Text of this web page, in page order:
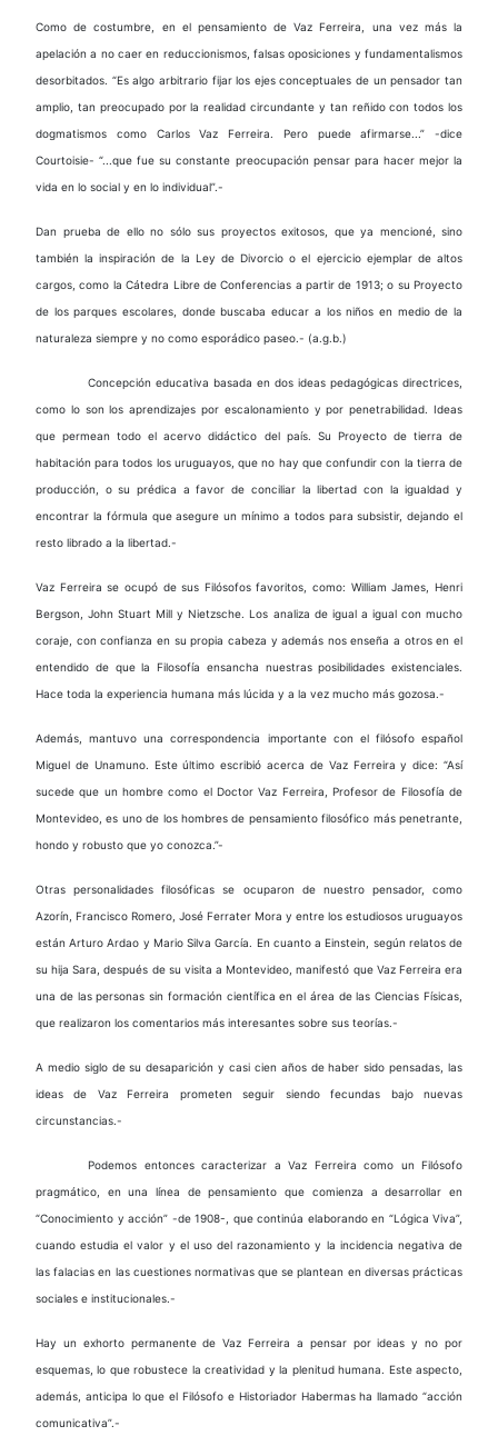
Como de costumbre, en el pensamiento de Vaz Ferreira, una vez más la
apelación a no caer en reduccionismos, falsas oposiciones y fundamentalismos
desorbitados. “Es algo arbitrario fijar los ejes conceptuales de un pensador tan
amplio, tan preocupado por la realidad circundante y tan reñido con todos los
dogmatismos como Carlos Vaz Ferreira. Pero puede afirmarse...” -dice
Courtoisie- “...que fue su constante preocupación pensar para hacer mejor la
vida en lo social y en lo individual”.-
Dan prueba de ello no sólo sus proyectos exitosos, que ya mencioné, sino
también la inspiración de la Ley de Divorcio o el ejercicio ejemplar de altos
cargos, como la Cátedra Libre de Conferencias a partir de 1913; o su Proyecto
de los parques escolares, donde buscaba educar a los niños en medio de la
naturaleza siempre y no como esporádico paseo.- (a.g.b.)
Concepción educativa basada en dos ideas pedagógicas directrices,
como lo son los aprendizajes por escalonamiento y por penetrabilidad. Ideas
que permean todo el acervo didáctico del país. Su Proyecto de tierra de
habitación para todos los uruguayos, que no hay que confundir con la tierra de
producción, o su prédica a favor de conciliar la libertad con la igualdad y
encontrar la fórmula que asegure un mínimo a todos para subsistir, dejando el
resto librado a la libertad.-
Vaz Ferreira se ocupó de sus Filósofos favoritos, como: William James, Henri
Bergson, John Stuart Mill y Nietzsche. Los analiza de igual a igual con mucho
coraje, con confianza en su propia cabeza y además nos enseña a otros en el
entendido de que la Filosofía ensancha nuestras posibilidades existenciales.
Hace toda la experiencia humana más lúcida y a la vez mucho más gozosa.-
Además, mantuvo una correspondencia importante con el filósofo español
Miguel de Unamuno. Este último escribió acerca de Vaz Ferreira y dice: “Así
sucede que un hombre como el Doctor Vaz Ferreira, Profesor de Filosofía de
Montevideo, es uno de los hombres de pensamiento filosófico más penetrante,
hondo y robusto que yo conozca.”-
Otras personalidades filosóficas se ocuparon de nuestro pensador, como
Azorín, Francisco Romero, José Ferrater Mora y entre los estudiosos uruguayos
están Arturo Ardao y Mario Silva García. En cuanto a Einstein, según relatos de
su hija Sara, después de su visita a Montevideo, manifestó que Vaz Ferreira era
una de las personas sin formación científica en el área de las Ciencias Físicas,
que realizaron los comentarios más interesantes sobre sus teorías.-
A medio siglo de su desaparición y casi cien años de haber sido pensadas, las
ideas de Vaz Ferreira prometen seguir siendo fecundas bajo nuevas
circunstancias.-
Podemos entonces caracterizar a Vaz Ferreira como un Filósofo
pragmático, en una línea de pensamiento que comienza a desarrollar en
“Conocimiento y acción” -de 1908-, que continúa elaborando en “Lógica Viva”,
cuando estudia el valor y el uso del razonamiento y la incidencia negativa de
las falacias en las cuestiones normativas que se plantean en diversas prácticas
sociales e institucionales.-
Hay un exhorto permanente de Vaz Ferreira a pensar por ideas y no por
esquemas, lo que robustece la creatividad y la plenitud humana. Este aspecto,
además, anticipa lo que el Filósofo e Historiador Habermas ha llamado “acción
comunicativa”.-